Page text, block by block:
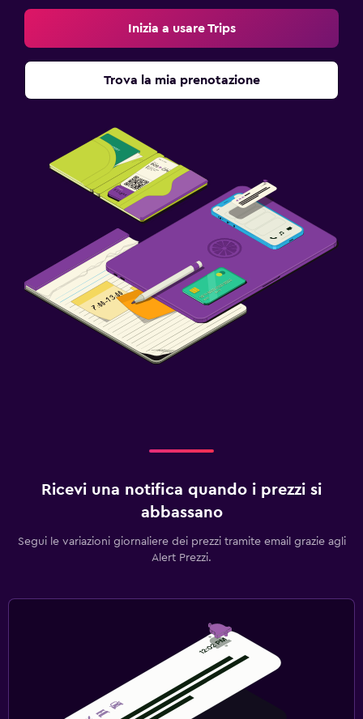
Inizia a usare Trips
Trova la mia prenotazione
Ricevi una notifica quando i prezzi si
abbassano
Segui le variazioni giornaliere dei prezzi tramite email grazie agli
Alert Prezzi.